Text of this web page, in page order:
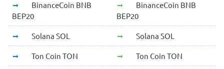
BinanceCoin BNB
BEP20
BinanceCoin BNB
BEP20
Solana SOL Solana SOL
Ton Coin TON Ton Coin TON